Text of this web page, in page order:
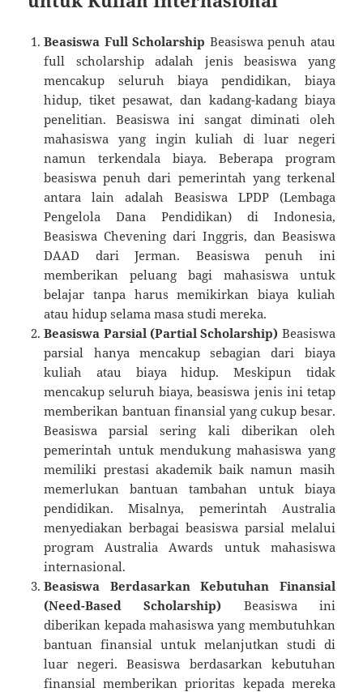
Beasiswa Full Scholarship Beasiswa penuh atau
full scholarship adalah jenis beasiswa yang
mencakup seluruh biaya pendidikan, biaya
hidup, tiket pesawat, dan kadang-kadang biaya
penelitian. Beasiswa ini sangat diminati oleh
mahasiswa yang ingin kuliah di luar negeri
namun terkendala biaya. Beberapa program
beasiswa penuh dari pemerintah yang terkenal
antara lain adalah Beasiswa LPDP (Lembaga
Pengelola Dana Pendidikan) di Indonesia,
Beasiswa Chevening dari Inggris, dan Beasiswa
DAAD dari Jerman. Beasiswa penuh ini
memberikan peluang bagi mahasiswa untuk
belajar tanpa harus memikirkan biaya kuliah
atau hidup selama masa studi mereka.
Beasiswa Parsial (Partial Scholarship) Beasiswa
parsial hanya mencakup sebagian dari biaya
kuliah atau biaya hidup. Meskipun tidak
mencakup seluruh biaya, beasiswa jenis ini tetap
memberikan bantuan finansial yang cukup besar.
Beasiswa parsial sering kali diberikan oleh
pemerintah untuk mendukung mahasiswa yang
memiliki prestasi akademik baik namun masih
memerlukan bantuan tambahan untuk biaya
pendidikan. Misalnya, pemerintah Australia
menyediakan berbagai beasiswa parsial melalui
program Australia Awards untuk mahasiswa
internasional.
Beasiswa Berdasarkan Kebutuhan Finansial
(Need-Based Scholarship) Beasiswa ini
diberikan kepada mahasiswa yang membutuhkan
bantuan finansial untuk melanjutkan studi di
luar negeri. Beasiswa berdasarkan kebutuhan
finansial memberikan prioritas kepada mereka